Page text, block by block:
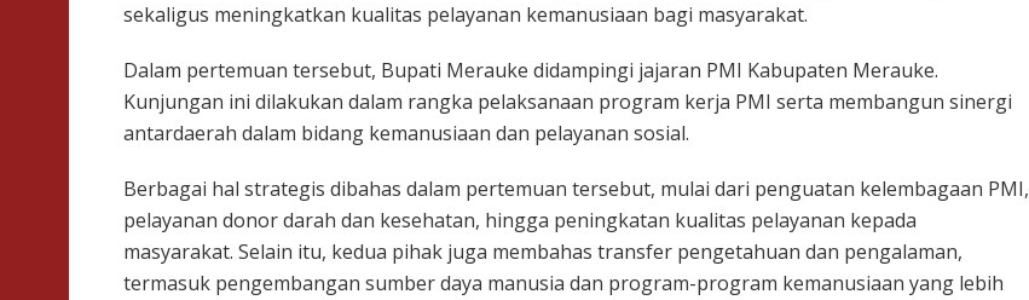
sekaligus meningkatkan kualitas pelayanan kemanusiaan bagi masyarakat.
Dalam pertemuan tersebut, Bupati Merauke didampingi jajaran PMI Kabupaten Merauke.
Kunjungan ini dilakukan dalam rangka pelaksanaan program kerja PMI serta membangun sinergi
antardaerah dalam bidang kemanusiaan dan pelayanan sosial.
Berbagai hal strategis dibahas dalam pertemuan tersebut, mulai dari penguatan kelembagaan PMI,
pelayanan donor darah dan kesehatan, hingga peningkatan kualitas pelayanan kepada
masyarakat. Selain itu, kedua pihak juga membahas transfer pengetahuan dan pengalaman,
termasuk pengembangan sumber daya manusia dan program-program kemanusiaan yang lebih